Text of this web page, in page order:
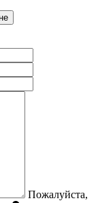
Пожалуйста,